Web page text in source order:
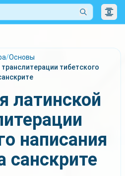
/Основы
тибетского
латинской
написания
санскрите